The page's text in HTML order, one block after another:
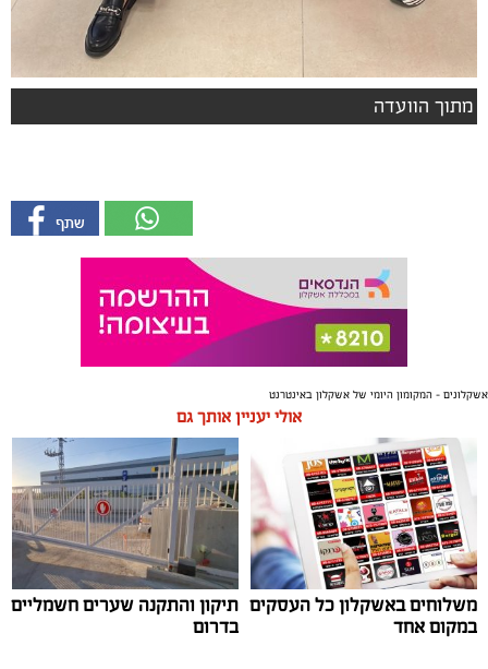
מתוך הוועדה
אשקלונים - המקומון היומי של אשקלון באינטרנט
אולי יעניין אותך גם
משלוחים באשקלון כל העסקים
במקום אחד
תיקון והתקנה שערים חשמליים
בדרום